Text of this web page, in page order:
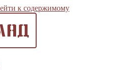
к содержимому